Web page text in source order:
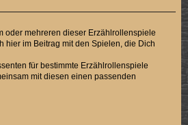
oder mehreren dieser Erzählrollenspiele
hier im Beitrag mit den Spielen, die Dich
für bestimmte Erzählrollenspiele
mit diesen einen passenden